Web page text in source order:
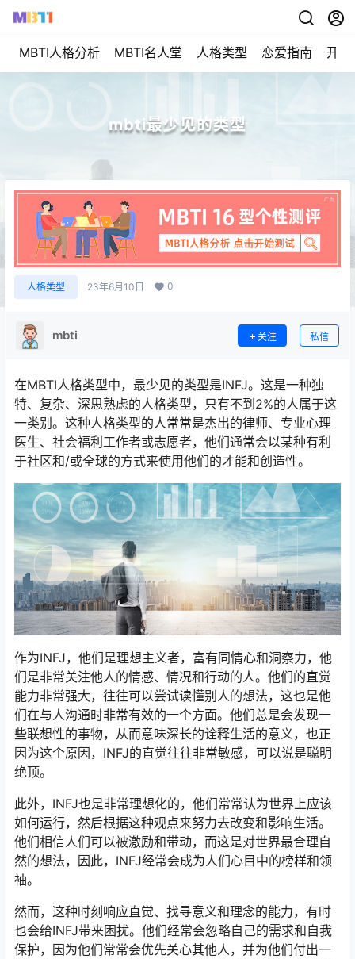
MBTI人格分析 MBTI名人堂 人格类型 恋爱指南 开始
mbti最少见的类型
人格类型 23年6月10日 0
mbti 关注 私信
在MBTI人格类型中，最少见的类型是INFJ。这是一种独
特、复杂、深思熟虑的人格类型，只有不到2%的人属于这
一类别。这种人格类型的人常常是杰出的律师、专业心理
医生、社会福利工作者或志愿者，他们通常会以某种有利
于社区和/或全球的方式来使用他们的才能和创造性。
作为INFJ，他们是理想主义者，富有同情心和洞察力，他
们是非常关注他人的情感、情况和行动的人。他们的直觉
能力非常强大，往往可以尝试读懂别人的想法，这也是他
们在与人沟通时非常有效的一个方面。他们总是会发现一
些联想性的事物，从而意味深长的诠释生活的意义，也正
因为这个原因，INFJ的直觉往往非常敏感，可以说是聪明
绝顶。
此外，INFJ也是非常理想化的，他们常常认为世界上应该
如何运行，然后根据这种观点来努力去改变和影响生活。
他们相信人们可以被激励和带动，而这是对世界最合理自
然的想法，因此，INFJ经常会成为人们心目中的榜样和领
袖。
然而，这种时刻响应直觉、找寻意义和理念的能力，有时
也会给INFJ带来困扰。他们经常会忽略自己的需求和自我
保护，因为他们常常会优先关心其他人，并为他们付出一